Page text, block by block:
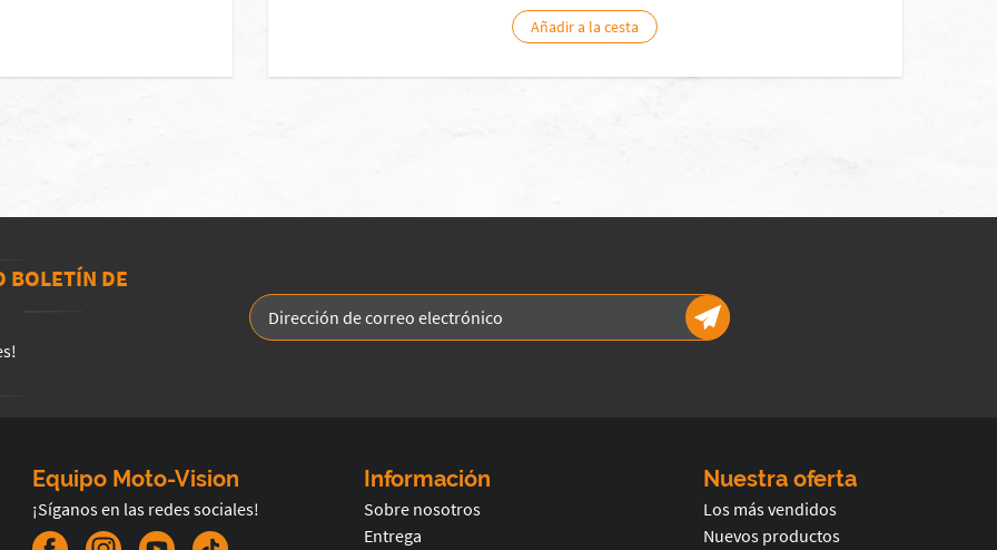
Añadir a la cesta
BOLETÍN DE
Equipo Moto-Vision
¡Síganos en las redes sociales!
Información
Sobre nosotros
Entrega
Nuestra oferta
Los más vendidos
Nuevos productos